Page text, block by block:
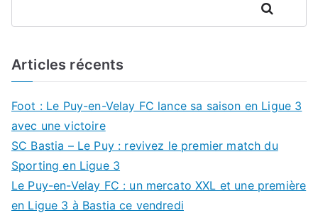
Rechercher
Articles récents
Foot : Le Puy-en-Velay FC lance sa saison en Ligue 3
avec une victoire
SC Bastia – Le Puy : revivez le premier match du
Sporting en Ligue 3
Le Puy-en-Velay FC : un mercato XXL et une première
en Ligue 3 à Bastia ce vendredi